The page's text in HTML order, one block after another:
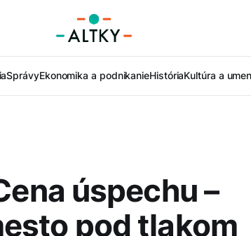
SprávyEkonomika a podnikanieHistóriaKultúra a
úspechu –
pod tlakom